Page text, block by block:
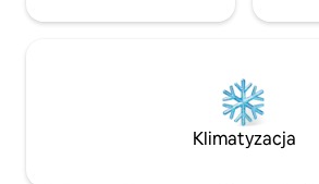
Klimatyzacja